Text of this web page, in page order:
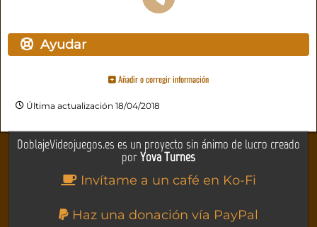
Ayudar
Añadir o corregir información
Última actualización 18/04/2018
DoblajeVideojuegos.es es un proyecto sin ánimo de lucro creado
porYova Turnes
Invítame a un café en Ko-Fi
Haz una donación vía PayPal